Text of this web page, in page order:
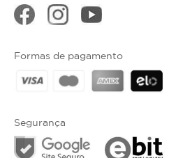
Segurança
Formas de pagamento